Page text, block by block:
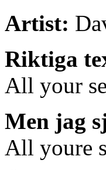
Artist:
Riktiga
All your
Men jag
All youre